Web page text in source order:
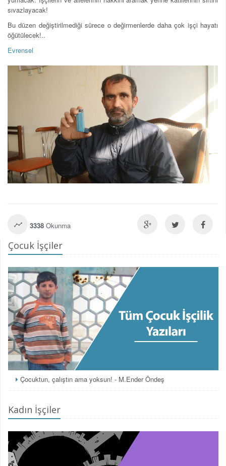
sıvazlayacak!
Bu düzen değiştirilmediği sürece o değirmenlerde daha çok işçi hayatı
öğütülecek!..
Evrensel
3338 Okunma
Çocuk İşçiler
Çocuktun, çalıştın ama yoksun! - M.Ender Öndeş
Kadın İşçiler